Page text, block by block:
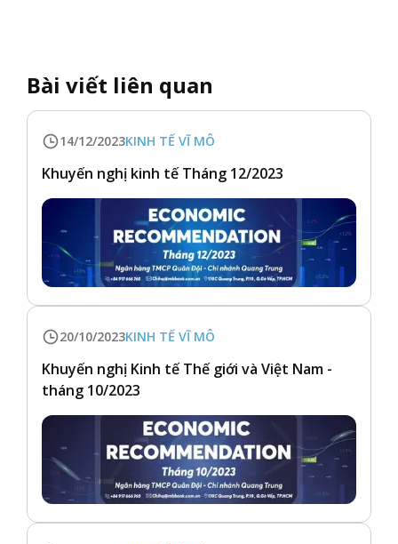
Bài viết liên quan
14/12/2023KINH TẾ VĨ MÔ
Khuyến nghị kinh tế Tháng 12/2023
20/10/2023KINH TẾ VĨ MÔ
Khuyến nghị Kinh tế Thế giới và Việt Nam -
tháng 10/2023